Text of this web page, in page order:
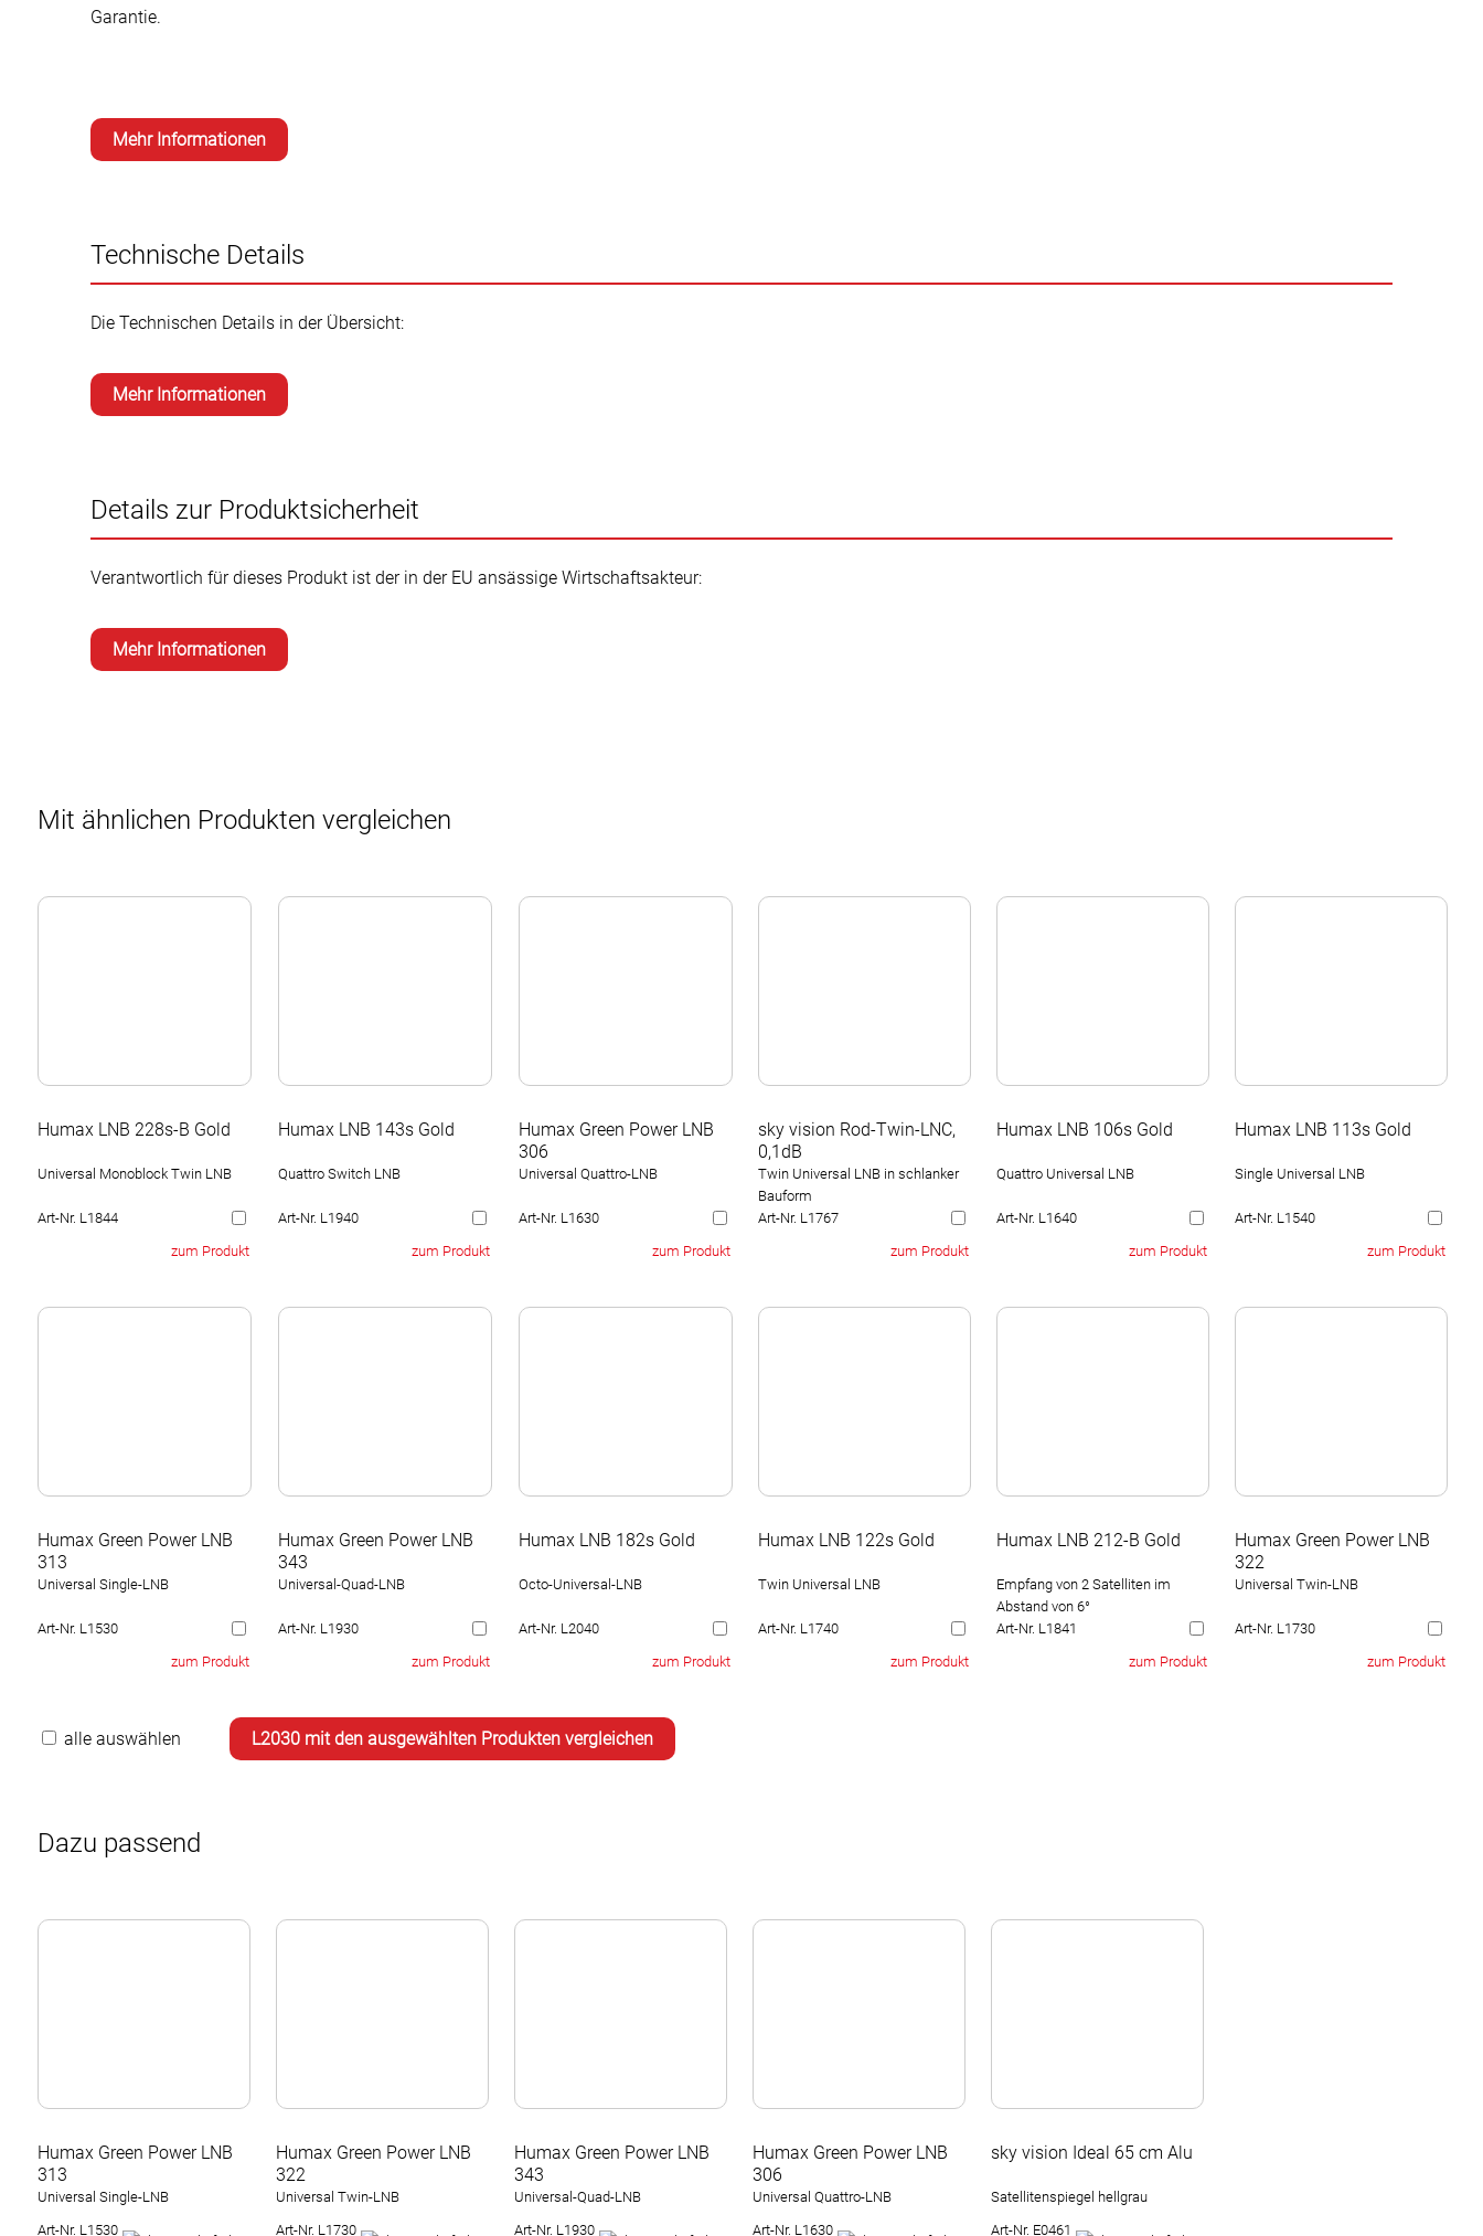
Garantie.
Mehr Informationen
Technische Details
Die Technischen Details in der Übersicht:
Mehr Informationen
Details zur Produktsicherheit
Verantwortlich für dieses Produkt ist der in der EU ansässige Wirtschaftsakteur:
Mehr Informationen
Mit ähnlichen Produkten vergleichen
Humax LNB 228s-B Gold Humax LNB 143s Gold
Humax Green Power LNB
306
sky vision Rod-Twin-LNC,
0,1dB
Humax LNB 106s Gold Humax LNB 113s Gold
Universal Monoblock Twin LNB Quattro Switch LNB Universal Quattro-LNB
Twin Universal LNB in schlanker
Bauform
Quattro Universal LNB Single Universal LNB
Art-Nr. L1844 Art-Nr. L1940 Art-Nr. L1630 Art-Nr. L1767 Art-Nr. L1640
Art-Nr. L1540
zum Produkt
zum Produkt zum Produkt zum Produkt zum Produkt zum Produkt
Humax Green Power LNB
313
Humax Green Power LNB
343
Humax LNB 182s Gold Humax LNB 122s Gold Humax LNB 212-B Gold
Humax Green Power LNB
322
Universal Single-LNB Universal-Quad-LNB Octo-Universal-LNB Twin Universal LNB
Empfang von 2 Satelliten im
Abstand von 6°
Universal Twin-LNB
Art-Nr. L1530 Art-Nr. L1930 Art-Nr. L2040 Art-Nr. L1740 Art-Nr. L1841
Art-Nr. L1730
zum Produkt
zum Produkt zum Produkt zum Produkt zum Produkt zum Produkt
alle auswählen
Dazu passend
Humax Green Power LNB
313
Humax Green Power LNB
322
Humax Green Power LNB
343
Humax Green Power LNB
306
sky vision Ideal 65 cm Alu
Universal Single-LNB Universal Twin-LNB Universal-Quad-LNB Universal Quattro-LNB
Satellitenspiegel hellgrau
Art-Nr. L1530
Art-Nr. L1730 Art-Nr. L1930 Art-Nr. L1630 Art-Nr. E0461